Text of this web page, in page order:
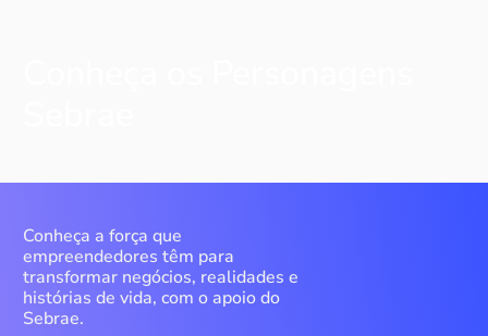
Conheça a força que
empreendedores têm para
transformar negócios, realidades e
histórias de vida, com o apoio do
Sebrae.